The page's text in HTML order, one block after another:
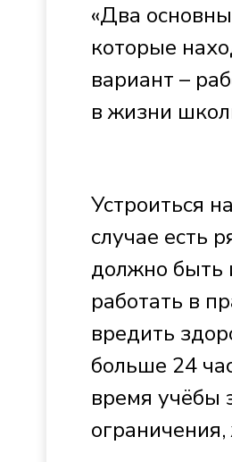
«Два
которые
вариант –
в жизни
Устроиться
случае есть
должно быть
работать в
вредить
больше 24
время учёбы